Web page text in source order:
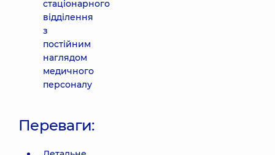
стаціонарного
відділення
з
постійним
наглядом
медичного
персоналу
Переваги: